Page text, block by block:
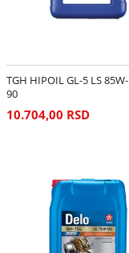
TGH HIPOIL GL-5 LS 85W-
90
10.704,00 RSD